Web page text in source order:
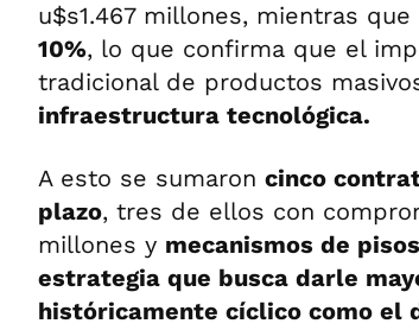
u$s1.467 millones, mientras que
10%, lo que confirma que el
tradicional de productos
infraestructura tecnológica.
A esto se sumaron cinco
plazo, tres de ellos con
millones y mecanismos de
estrategia que busca darle
históricamente cíclico como el